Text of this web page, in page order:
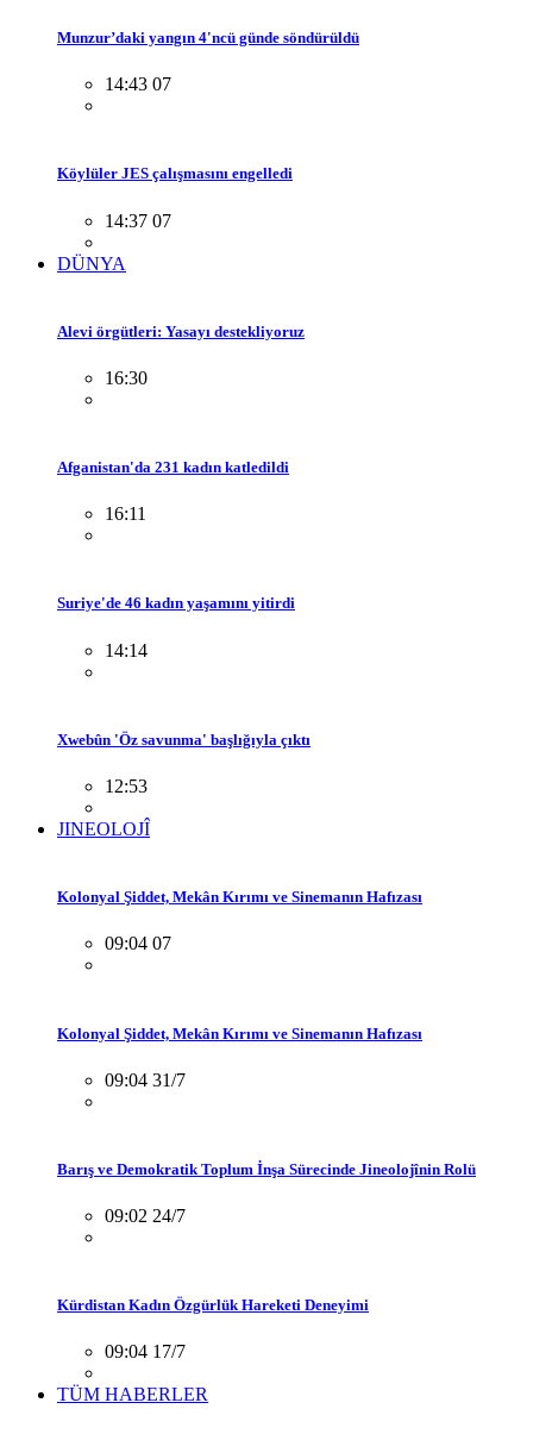
Munzur’daki yangın 4'ncü günde söndürüldü
14:43 07
Köylüler JES çalışmasını engelledi
14:37 07
DÜNYA
Alevi örgütleri: Yasayı destekliyoruz
16:30
Afganistan'da 231 kadın katledildi
16:11
Suriye'de 46 kadın yaşamını yitirdi
14:14
Xwebûn 'Öz savunma' başlığıyla çıktı
12:53
JINEOLOJÎ
Kolonyal Şiddet, Mekân Kırımı ve Sinemanın Hafızası
09:04 07
Kolonyal Şiddet, Mekân Kırımı ve Sinemanın Hafızası
09:04 31/7
Barış ve Demokratik Toplum İnşa Sürecinde Jineolojînin Rolü
09:02 24/7
Kürdistan Kadın Özgürlük Hareketi Deneyimi
09:04 17/7
TÜM HABERLER